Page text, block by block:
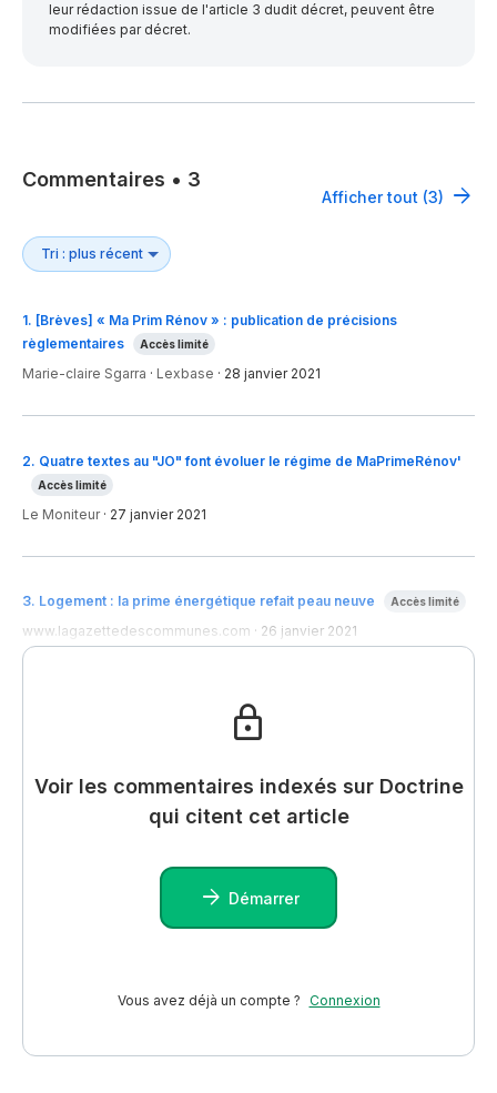
leur rédaction issue de l'article 3 dudit décret, peuvent être
modifiées par décret.
Commentaires • 3
Afficher tout (3)
1. [Brèves] « Ma Prim Rénov » : publication de précisions
règlementaires
Accès limité
Marie-claire Sgarra · Lexbase · 28 janvier 2021
2. Quatre textes au "JO" font évoluer le régime de MaPrimeRénov'
Accès limité
Le Moniteur· 27 janvier 2021
3. Logement : la prime énergétique refait peau neuve Accès limité
www.lagazettedescommunes.com · 26 janvier 2021
Voir les commentaires indexés sur Doctrine
qui citent cet article
Démarrer
Vous avez déjà un compte ? Connexion